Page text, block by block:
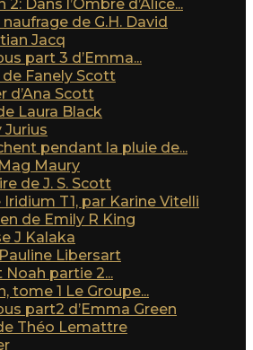
Dans l’Ombre d’Alice...
de G.H. David
Jacq
part 3 d’Emma...
Fanely Scott
d’Ana Scott
Laura Black
Jurius
pendant la pluie de...
Maury
de J. S. Scott
T1, par Karine Vitelli
de Emily R King
J Kalaka
Libersart
partie 2...
tome 1 Le Groupe...
part2 d’Emma Green
Théo Lemattre